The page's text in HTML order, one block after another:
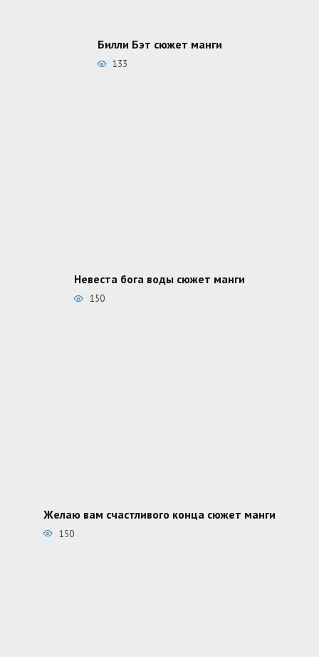
Билли Бэт сюжет манги
133
Невеста бога воды сюжет манги
150
Желаю вам счастливого конца сюжет манги
150